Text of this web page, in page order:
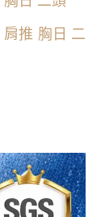
肩推 胸日 二